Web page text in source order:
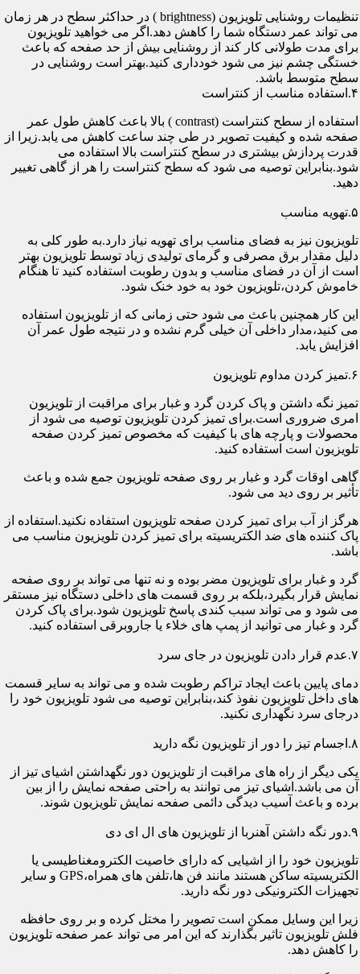
تنظیمات روشنایی تلویزیون (brightness ) در حداکثر سطح در هر زمان
می تواند عمر دستگاه شما را کاهش دهد.اگر می خواهید تلویزیون
برای مدت طولانی کار کند از روشنایی بیش از حد صفحه که باعث
خستگی چشم نیز می شود خودداری کنید.بهتر است روشنایی در
سطح متوسط باشد.
۴.استفاده مناسب از کنتراست
استفاده از سطح کنتراست (contrast ) بالا باعث کاهش طول عمر
صفحه شده و کیفیت تصویر در طی چند ساعت کاهش می یابد.زیرا از
قدرت پردازش بیشتری در سطح کنتراست بالا استفاده می
شود.بنابراین توصیه می شود که سطح کنتراست را هر از گاهی تغییر
دهید.
۵.تهویه مناسب
تلویزیون نیز به فضای مناسب برای تهویه نیاز دارد.به طور کلی به
دلیل مقدار برق مصرفی و گرمای تولیدی زیاد توسط تلویزیون بهتر
است از آن در فضای مناسب و بدون رطوبت استفاده کنید تا هنگام
خاموش کردن،تلویزیون خود به خود خنک شود.
این کار همچنین باعث می شود حتی زمانی که از تلویزیون استفاده
می کنید،مدار داخلی آن خیلی گرم نشده و در نتیجه طول عمر آن
افزایش یابد.
۶.تمیز کردن مداوم تلویزیون
تمیز نگه داشتن و پاک کردن گرد و غبار برای مراقبت از تلویزیون
امری ضروری است.برای تمیز کردن تلویزیون توصیه می شود از
محصولات و پارچه های با کیفیت که مخصوص تمیز کردن صفحه
تلویزیون است استفاده کنید.
گاهی اوقات گرد و غبار بر روی صفحه تلویزیون جمع شده و باعث
تأثیر بر روی دید می شود.
هرگز از آب برای تمیز کردن صفحه تلویزیون استفاده نکنید.استفاده از
پاک کننده های ضد الکتریسیته برای تمیز کردن تلویزیون مناسب می
باشد.
گرد و غبار برای تلویزیون مضر بوده و نه تنها می تواند بر روی صفحه
نمایش قرار بگیرد،بلکه بر روی قسمت های داخلی دستگاه نیز مستقر
می شود و می تواند سبب کندی پاسخ تلویزیون شود.برای پاک کردن
گرد و غبار می توانید از پمپ های خلاء یا جاروبرقی استفاده کنید.
۷.عدم قرار دادن تلویزیون در جای سرد
دمای پایین باعث ایجاد تراکم رطوبت شده و می تواند به سایر قسمت
های داخل تلویزیون نفوذ کند،بنابراین توصیه می شود تلویزیون خود را
درجای سرد نگهداری نکنید.
۸.اجسام تیز را دور از تلویزیون نگه دارید
یکی دیگر از راه های مراقبت از تلویزیون دور نگهداشتن اشیای تیز از
آن می باشد.اشیای تیز می توانند به راحتی صفحه نمایش را از بین
برده و باعث آسیب دیدگی دائمی صفحه نمایش تلویزیون شوند.
۹.دور نگه داشتن آهنربا از تلویزیون های ال ای دی
تلویزیون خود را از اشیایی که دارای خاصیت الکترومغناطیسی یا
الکتریسیته ساکن هستند مانند فن ها،تلفن های همراه،GPS و سایر
تجهیزات الکترونیکی دور نگه دارید.
زیرا این وسایل ممکن است تصویر را مختل کرده و بر روی حافظه
فلش تلویزیون تاثیر بگذارند که این امر می تواند عمر صفحه تلویزیون
را کاهش دهد.